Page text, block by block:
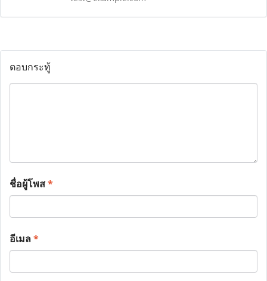
ตอบกระทู้
ชื่อผู้โพส*
อีเมล*